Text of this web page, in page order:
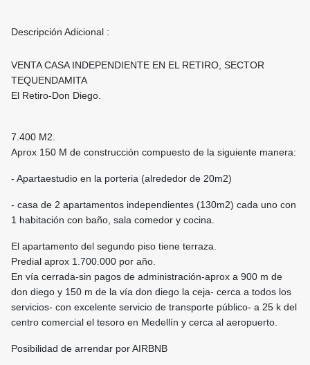
Descripción Adicional :
VENTA CASA INDEPENDIENTE EN EL RETIRO, SECTOR
TEQUENDAMITA
El Retiro-Don Diego.
7.400 M2.
Aprox 150 M de construcción compuesto de la siguiente manera:
- Apartaestudio en la porteria (alrededor de 20m2)
- casa de 2 apartamentos independientes (130m2) cada uno con
1 habitación con baño, sala comedor y cocina.
El apartamento del segundo piso tiene terraza.
Predial aprox 1.700.000 por año.
En vía cerrada-sin pagos de administración-aprox a 900 m de
don diego y 150 m de la vía don diego la ceja- cerca a todos los
servicios- con excelente servicio de transporte público- a 25 k del
centro comercial el tesoro en Medellín y cerca al aeropuerto.
Posibilidad de arrendar por AIRBNB